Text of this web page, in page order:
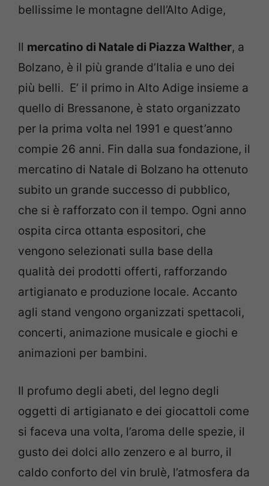
bellissime le montagne dell’Alto Adige,
Il mercatino di Natale di Piazza Walther, a
Bolzano, è il più grande d’Italia e uno dei
più belli. E’ il primo in Alto Adige insieme a
quello di Bressanone, è stato organizzato
per la prima volta nel 1991 e quest’anno
compie 26 anni. Fin dalla sua fondazione, il
mercatino di Natale di Bolzano ha ottenuto
subito un grande successo di pubblico,
che si è rafforzato con il tempo. Ogni anno
ospita circa ottanta espositori, che
vengono selezionati sulla base della
qualità dei prodotti offerti, rafforzando
artigianato e produzione locale. Accanto
agli stand vengono organizzati spettacoli,
concerti, animazione musicale e giochi e
animazioni per bambini.
Il profumo degli abeti, del legno degli
oggetti di artigianato e dei giocattoli come
si faceva una volta, l’aroma delle spezie, il
gusto dei dolci allo zenzero e al burro, il
caldo conforto del vin brulè, l’atmosfera da